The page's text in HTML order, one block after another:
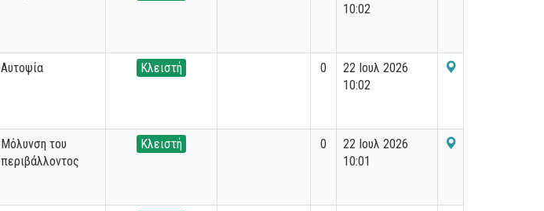
10:02
Αυτοψία Κλειστή 0
22 Ιουλ 2026
10:02
Μόλυνση του
περιβάλλοντος
Κλειστή 0
22 Ιουλ 2026
10:01